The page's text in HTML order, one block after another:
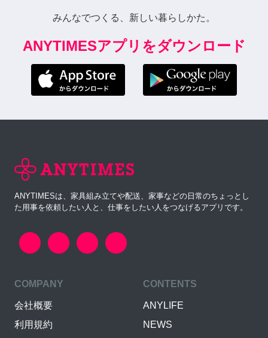
みんなでつくる、新しい暮らしかた。
ANYTIMESアプリをダウンロード
ANYTIMESは、家具組み立てや配送、家事などの日常のちょっとし
た用事を依頼したい人と、仕事をしたい人をつなげるアプリです。
COMPANY
会社概要
利用規約
CONTENTS
ANYLIFE
NEWS